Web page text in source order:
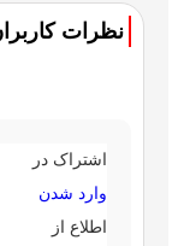
نظرات
اشتراک در
وارد شدن
اطلاع از